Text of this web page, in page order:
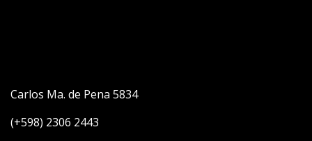
Carlos Ma. de Pena 5834
(+598) 2306 2443